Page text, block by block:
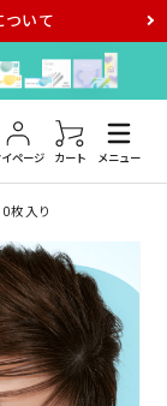
いて
イページ カート メニュー
ガネ
枚入り